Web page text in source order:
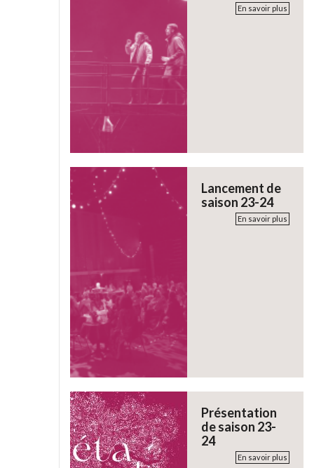
En savoir plus
Lancement de
saison 23-24
En savoir plus
Présentation
de saison 23-
24
En savoir plus